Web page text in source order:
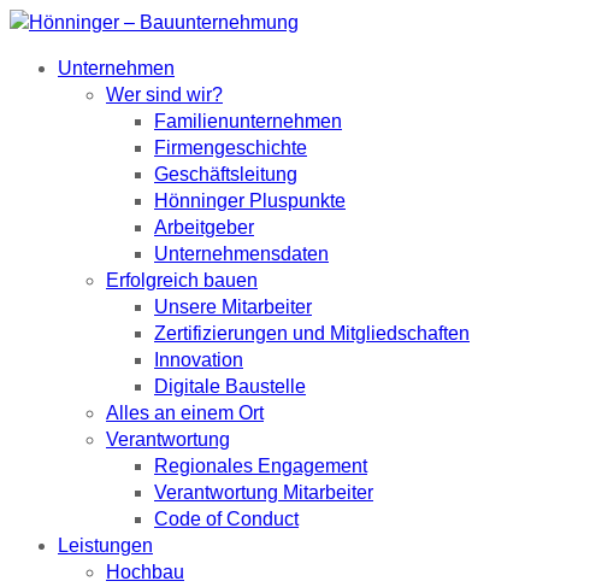
Unternehmen
Wer sind wir?
Familienunternehmen
Firmengeschichte
Geschäftsleitung
Hönninger Pluspunkte
Arbeitgeber
Unternehmensdaten
Erfolgreich bauen
Unsere Mitarbeiter
Zertifizierungen und Mitgliedschaften
Innovation
Digitale Baustelle
Alles an einem Ort
Verantwortung
Regionales Engagement
Verantwortung Mitarbeiter
Code of Conduct
Leistungen
Hochbau